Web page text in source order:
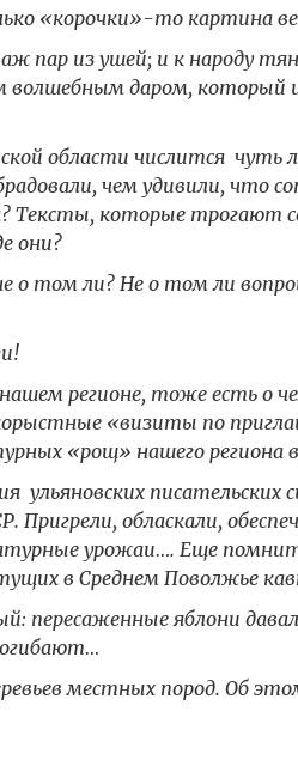
«корочки»-то картина
пар из ушей; и к народу
волшебным даром,
области числится чуть
чем удивили, что
Тексты, которые трогают
они?
о том ли? Не о том ли
регионе, тоже есть о
«визиты по
«рощ» нашего региона
ульяновских писательских
Пригрели, обласкали,
урожаи…. Еще
в Среднем Поволжье
пересаженные яблони
местных пород. Об